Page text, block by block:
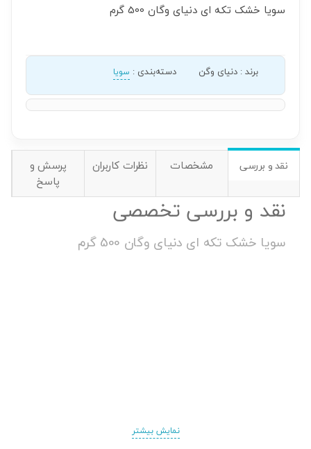
سویا خشک تکه ای دنیای وگان 500 گرم
برند: دنیای وگن دسته‌بندی : سویا
نقد و بررسی مشخصات نظرات کاربران
پرسش و
پاسخ
نقد و بررسی تخصصی
سویا خشک تکه ای دنیای وگان 500 گرم
نمایش بیشتر